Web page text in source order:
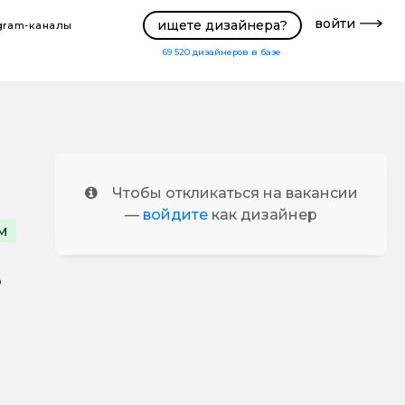
каналы ищете дизайнера?
69 520 дизайнеров в базе
войти
Чтобы откликаться на вакансии
— войдите как дизайнер